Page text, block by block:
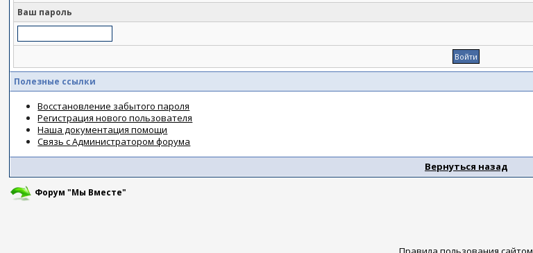
Ваш пароль
Полезные ссылки
Восстановление забытого пароля
Регистрация нового пользователя
Наша документация помощи
Связь с Администратором форума
Вернуться назад
Форум "Мы Вместе"